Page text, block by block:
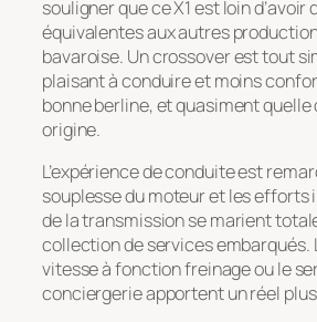
souligner que ce X1 est loin
équivalentes aux autres
bavaroise. Un crossover est tout
plaisant à conduire et moins
bonne berline, et quasiment quelle
origine.
L’expérience de conduite est
souplesse du moteur et les
de la transmission se marient
collection de services embarqués.
vitesse à fonction freinage ou le
conciergerie apportent un réel